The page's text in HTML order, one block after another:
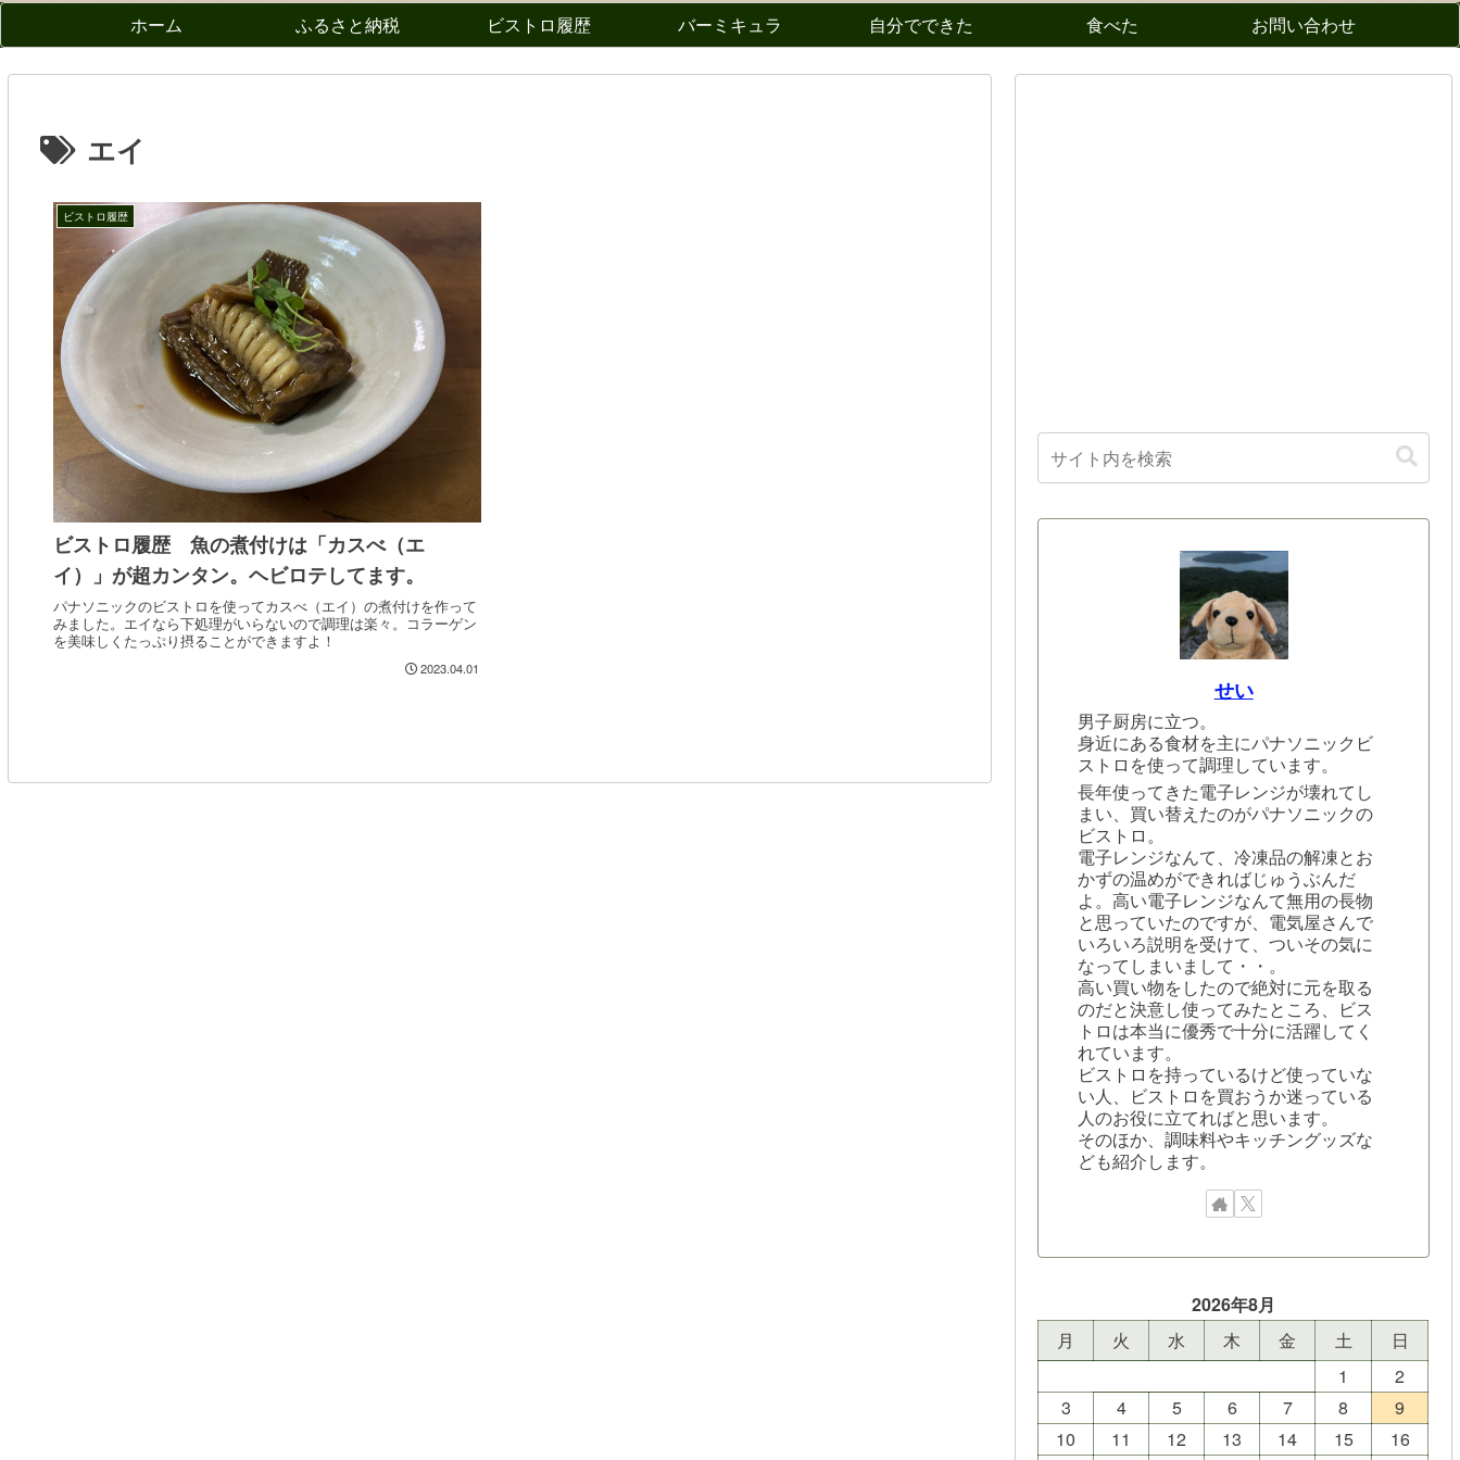
ホーム ふるさと納税 ビストロ履歴 バーミキュラ 自分でできた 食べた お問い合わせ
エイ
ビストロ履歴
ビストロ履歴 魚の煮付けは「カスべ（エ
イ）」が超カンタン。ヘビロテしてます。
パナソニックのビストロを使ってカスべ（エイ）の煮付けを作って
みました。エイなら下処理がいらないので調理は楽々。コラーゲン
を美味しくたっぷり摂ることができますよ！
2023.04.01
せい
男子厨房に立つ。
身近にある食材を主にパナソニックビ
ストロを使って調理しています。
長年使ってきた電子レンジが壊れてし
まい、買い替えたのがパナソニックの
ビストロ。
電子レンジなんて、冷凍品の解凍とお
かずの温めができればじゅうぶんだ
よ。高い電子レンジなんて無用の長物
と思っていたのですが、電気屋さんで
いろいろ説明を受けて、ついその気に
なってしまいまして・・。
高い買い物をしたので絶対に元を取る
のだと決意し使ってみたところ、ビス
トロは本当に優秀で十分に活躍してく
れています。
ビストロを持っているけど使っていな
い人、ビストロを買おうか迷っている
人のお役に立てればと思います。
そのほか、調味料やキッチングッズな
ども紹介します。
2026年8月
月
火 水 木 金 土
日
1
2
3
4 5 6 7 8
9
10
11 12 13 14 15
16